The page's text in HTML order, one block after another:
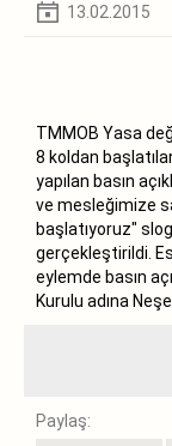
13.02.2015
TMMOB Yasa
8 koldan
yapılan basın
ve mesleğimize
başlatıyoruz"
gerçekleştirildi.
eylemde basın
Kurulu adına
Paylaş: